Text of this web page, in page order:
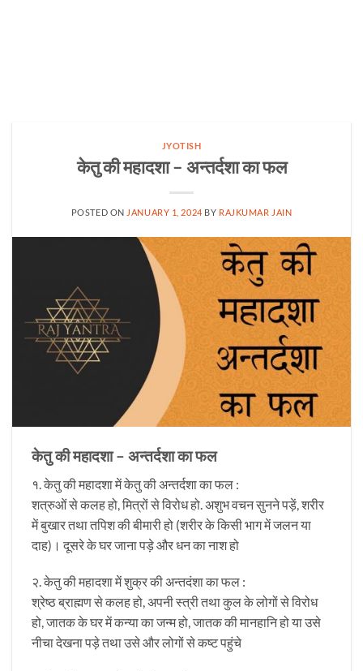
JYOTISH
केतु की महादशा – अन्तर्दशा का फल
POSTED ON JANUARY 1, 2024 BY RAJKUMAR JAIN
केतु की महादशा – अन्तर्दशा का फल
१. केतु की महादशा में केतु की अन्तर्दशा का फल :
शत्रुओं से कलह हो, मित्रों से विरोध हो. अशुभ वचन सुनने पड़ें, शरीर
में बुखार तथा तपिश की बीमारी हो (शरीर के किसी भाग में जलन या
दाह)। दूसरे के घर जाना पड़े और धन का नाश हो
२. केतु की महादशा में शुक्र की अन्तदंशा का फल :
श्रेष्ठ ब्राह्मण से कलह हो, अपनी स्त्री तथा कुल के लोगों से विरोध
हो, जातक के घर में कन्या का जन्म हो, जातक की मानहानि हो या उसे
नीचा देखना पड़े तथा उसे और लोगों से कष्ट पहुंचे